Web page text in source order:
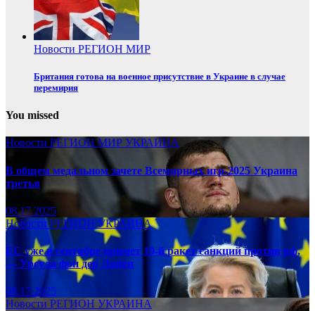
Новости РЕГИОН МИР
Британия готова на военное присутствие в Украине в случае
перемирия
You missed
Новости РЕГИОНМИР УКРАИНА
В общем медальном зачете Всемирных игр-2025 Украина
третья
08.17.2025
НовостиРЕГИОНУКРАИНА
ЕС уже в сентябре примет 19-й ракет санкций против рф,
— Урсула фон дер Ляйен
08.17.2025
Новости РЕГИОН УКРАИНА